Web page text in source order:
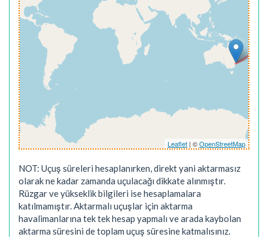
Leaflet | ©OpenStreetMap
NOT: Uçuş süreleri hesaplanırken, direkt yani aktarmasız
olarak ne kadar zamanda uçulacağı dikkate alınmıştır.
Rüzgar ve yükseklik bilgileri ise hesaplamalara
katılmamıştır. Aktarmalı uçuşlar için aktarma
havalimanlarına tek tek hesap yapmalı ve arada kaybolan
aktarma süresini de toplam uçuş süresine katmalısınız.